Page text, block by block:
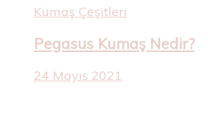
Kumaş Çeşitleri
Pegasus Kumaş Nedir?
24 Mayıs 2021